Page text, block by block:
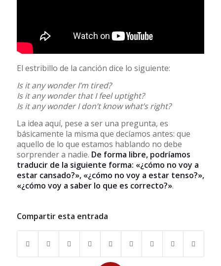
El estribillo de la canción dice lo siguiente:
Is it any wonder I’m tired?
Is it any wonder that I feel uptight?
Is it any wonder I don’t know what’s right?
La idea aquí, pese a ser una pregunta, es
básicamente la misma que decíamos antes: que
aquello de lo que estamos hablando no debe
sorprender a nadie. De forma libre, podríamos
traducir de la siguiente forma: «¿cómo no voy a
estar cansado?», «¿cómo no voy a estar tenso?»,
«¿cómo voy a saber lo que es correcto?».
Compartir esta entrada